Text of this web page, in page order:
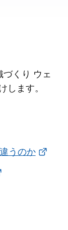
づくり ウェ
します。
うのか